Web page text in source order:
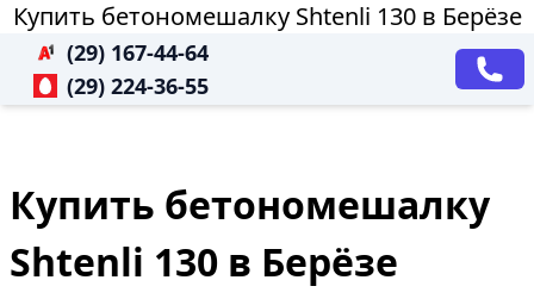
Купить бетономешалку Shtenli 130 в Берёзе
(29) 167-44-64
(29) 224-36-55
Купить бетономешалку
Shtenli 130 в Берёзе